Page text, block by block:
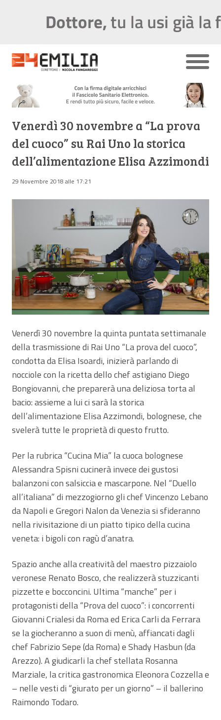
Venerdì 30 novembre a “La prova
del cuoco” su Rai Uno la storica
dell’alimentazione Elisa Azzimondi
29 Novembre 2018 alle 17:21
Venerdì 30 novembre la quinta puntata settimanale
della trasmissione di Rai Uno “La prova del cuoco”,
condotta da Elisa Isoardi, inizierà parlando di
nocciole con la ricetta dello chef astigiano Diego
Bongiovanni, che preparerà una deliziosa torta al
bacio: assieme a lui ci sarà la storica
dell’alimentazione Elisa Azzimondi, bolognese, che
svelerà tutte le proprietà di questo frutto.
Per la rubrica “Cucina Mia” la cuoca bolognese
Alessandra Spisni cucinerà invece dei gustosi
balanzoni con salsiccia e mascarpone. Nel “Duello
all’italiana” di mezzogiorno gli chef Vincenzo Lebano
da Napoli e Gregori Nalon da Venezia si sfideranno
nella rivisitazione di un piatto tipico della cucina
veneta: i bigoli con ragù d’anatra.
Spazio anche alla creatività del maestro pizzaiolo
veronese Renato Bosco, che realizzerà stuzzicanti
pizzette e bocconcini. Ultima “manche” per i
protagonisti della “Prova del cuoco”: i concorrenti
Giovanni Crialesi da Roma ed Erica Carli da Ferrara
se la giocheranno a suon di menù, affiancati dagli
chef Fabrizio Sepe (da Roma) e Shady Hasbun (da
Arezzo). A giudicarli la chef stellata Rosanna
Marziale, la critica gastronomica Eleonora Cozzella e
– nelle vesti di “giurato per un giorno” – il ballerino
Raimondo Todaro.